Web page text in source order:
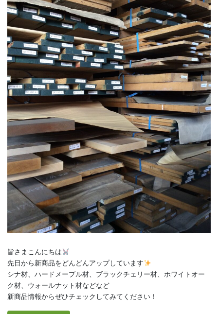
皆さまこんにちは
先日から新商品をどんどんアップしています
シナ材、ハードメープル材、ブラックチェリー材、ホワイトオー
ク材、ウォールナット材などなど
新商品情報からぜひチェックしてみてください！